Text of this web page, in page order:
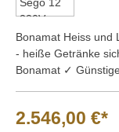
Bonamat Heiss und
- heiße Getränke
Bonamat ✓
2.546,00 €*